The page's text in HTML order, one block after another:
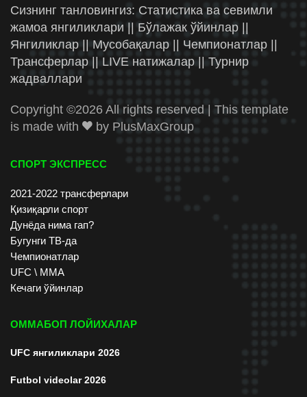
Сизнинг танловингиз: Статистика ва севимли
жамоа янгиликлари || Бўлажак ўйинлар ||
Янгиликлар || Мусобақалар || Чемпионатлар ||
Трансферлар || LIVE натижалар || Турнир
жадваллари
Copyright ©2026 All rights reserved | This template
is made with
by PlusMaxGroup
СПОРТ ЭКСПРЕСС
2021-2022 трансферлари
Қизиқарли спорт
Дунёда нима гап?
Бугунги ТВ-да
Чемпионатлар
UFC \ ММА
Кечаги ўйинлар
ОММАБОП ЛОЙИХАЛАР
UFC янгиликлари 2026
Futbol videolar 2026